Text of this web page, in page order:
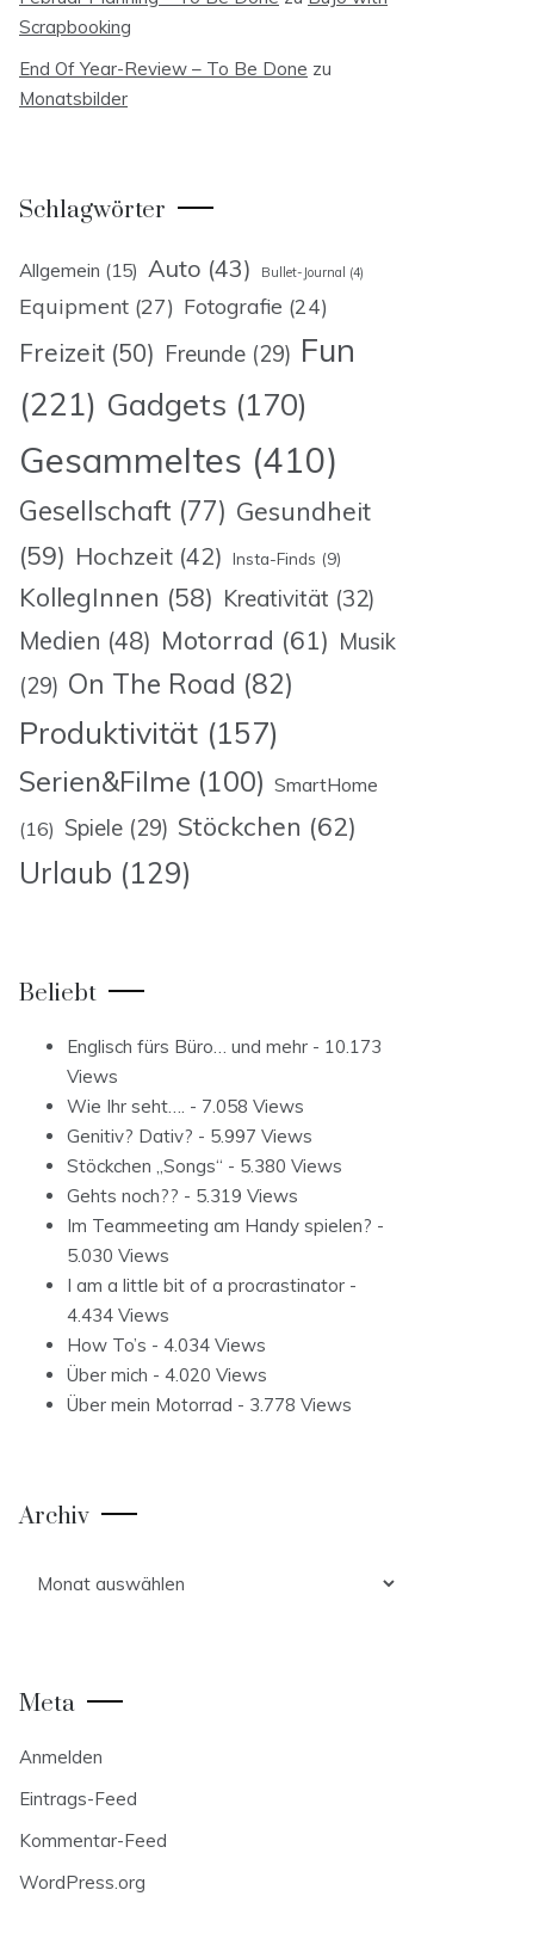
Scrapbooking
End Of Year-Review – To Be Done zu
Monatsbilder
Schlagwörter
Allgemein (15) Auto (43) Bullet-Journal (4)
Equipment (27) Fotografie (24)
Freizeit (50) Freunde (29) Fun
(221) Gadgets (170)
Gesammeltes (410)
Gesellschaft (77) Gesundheit
(59) Hochzeit (42) Insta-Finds (9)
KollegInnen (58) Kreativität (32)
Medien (48) Motorrad (61) Musik
(29) On The Road (82)
Produktivität (157)
Serien&Filme (100) SmartHome
(16) Spiele (29) Stöckchen (62)
Urlaub (129)
Beliebt
Englisch fürs Büro… und mehr - 10.173
Views
Wie Ihr seht…. - 7.058 Views
Genitiv? Dativ? - 5.997 Views
Stöckchen „Songs“ - 5.380 Views
Gehts noch?? - 5.319 Views
Im Teammeeting am Handy spielen? -
5.030 Views
I am a little bit of a procrastinator -
4.434 Views
How To’s - 4.034 Views
Über mich - 4.020 Views
Über mein Motorrad - 3.778 Views
Archiv
Meta
Anmelden
Eintrags-Feed
Kommentar-Feed
WordPress.org